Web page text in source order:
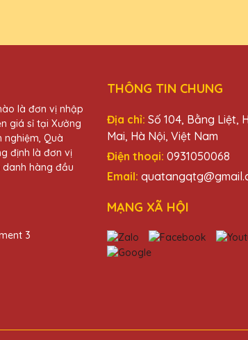
tại Quà Tặng Pha Lê QTG thật sự tinh tế và đẳng
nhiệt tình. Rất đáng tin cậy!
là đơn vị nhập
giá sỉ tại Xưởng
nghiệm, Quà
định là đơn vị
hàng đầu
THÔNG TIN CHUNG
Địa chỉ: Số 104, Bằng Liệt,
Mai, Hà Nội, Việt Nam
Điện thoại: 0931050068
Email:
MẠNG XÃ HỘI